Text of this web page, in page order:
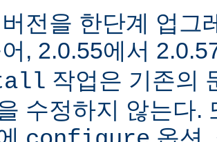
전을 한단계 업그
, 2.0.55에서
작업은 기존의
수정하지 않는다.